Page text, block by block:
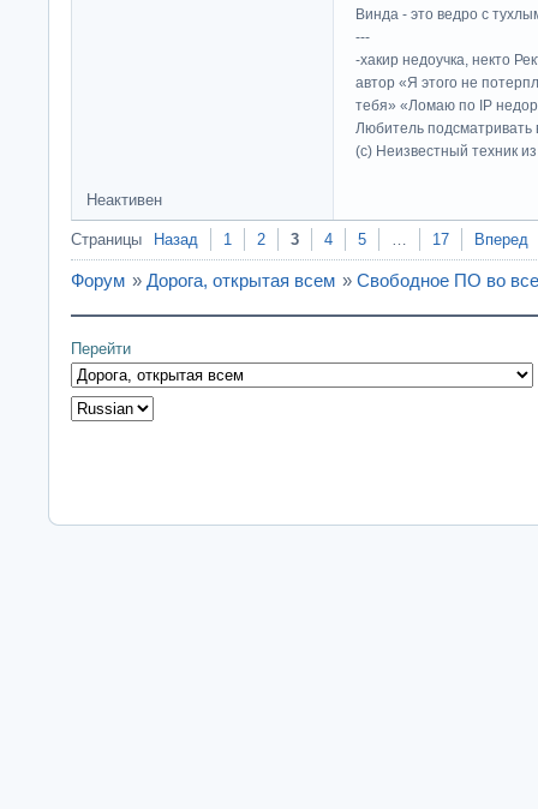
Винда - это ведро с
---
-хакир недоучка, некто
автор «Я этого не
тебя» «Ломаю по IP
Любитель подсматривать
(c) Неизвестный техник
Неактивен
Страницы Назад 1 2 3 4 5 … 17 Вперед
Форум » Дорога, открытая всем » Свободное ПО во
Перейти